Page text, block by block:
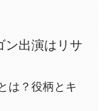
ン出演はリサ
は？役柄とキ